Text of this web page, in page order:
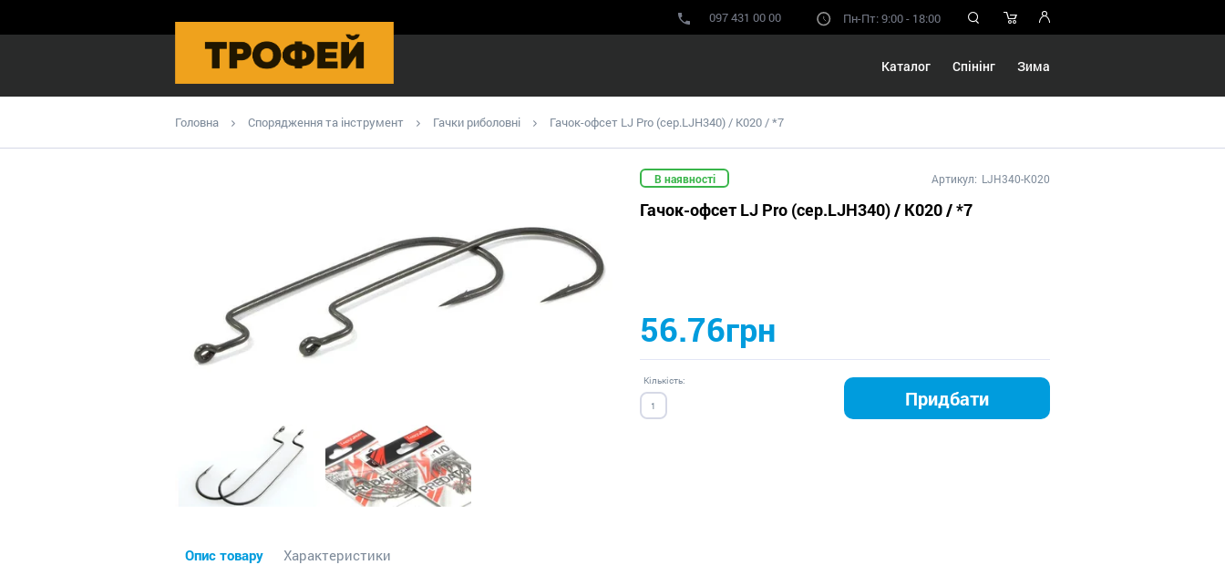
097 431 00 00 Пн-Пт: 9:00 - 18:00
Каталог Спінінг Зима
Головна Спорядження та інструмент Гачки риболовні Гачок-офсет LJ Pro (сер.LJH340) / K020 / *7
В наявності Артикул: LJH340-K020
Гачок-офсет LJ Pro (сер.LJH340) / K020 / *7
56.76грн
Кількість:
Придбати
Опис товару Характеристики